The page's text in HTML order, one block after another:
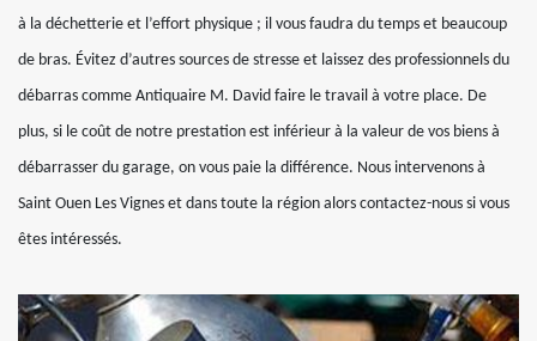
à la déchetterie et l’effort physique ; il vous faudra du temps et beaucoup
de bras. Évitez d’autres sources de stresse et laissez des professionnels du
débarras comme Antiquaire M. David faire le travail à votre place. De
plus, si le coût de notre prestation est inférieur à la valeur de vos biens à
débarrasser du garage, on vous paie la différence. Nous intervenons à
Saint Ouen Les Vignes et dans toute la région alors contactez-nous si vous
êtes intéressés.